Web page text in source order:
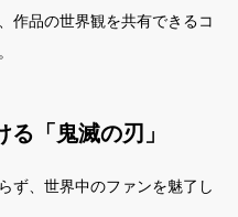
作品の世界観を共有できるコ
「鬼滅の刃」
ず、世界中のファンを魅了し